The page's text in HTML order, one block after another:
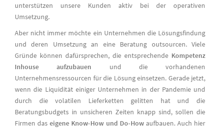
unterstützen unsere Kunden aktiv bei der operativen
Umsetzung.
Aber nicht immer möchte ein Unternehmen die Lösungsfindung
und deren Umsetzung an eine Beratung outsourcen. Viele
Gründe können dafürsprechen, die entsprechende Kompetenz
Inhouse aufzubauen und die vorhandenen
Unternehmensressourcen für die Lösung einsetzen. Gerade jetzt,
wenn die Liquidität einiger Unternehmen in der Pandemie und
durch die volatilen Lieferketten gelitten hat und die
Beratungsbudgets in unsicheren Zeiten knapp sind, sollen die
Firmen daseigene Know-How und Do-Howaufbauen. Auch hier